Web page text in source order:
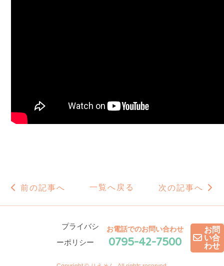
前の記事へ 一覧へ戻る 次の記事へ
プライバシ
ーポリシー
お電話でのお問い合わせ
0795-42-7500
お問
い合
わせ